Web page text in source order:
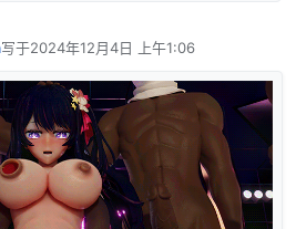
写于2024年12月4日 上午1:06
最后由 编辑